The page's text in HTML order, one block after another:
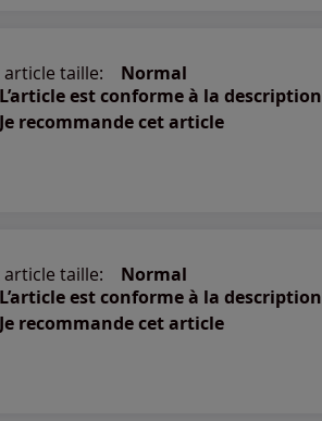
article taille:
Normal
est conforme à la description
recommande cet article
article taille:
Normal
est conforme à la description
recommande cet article